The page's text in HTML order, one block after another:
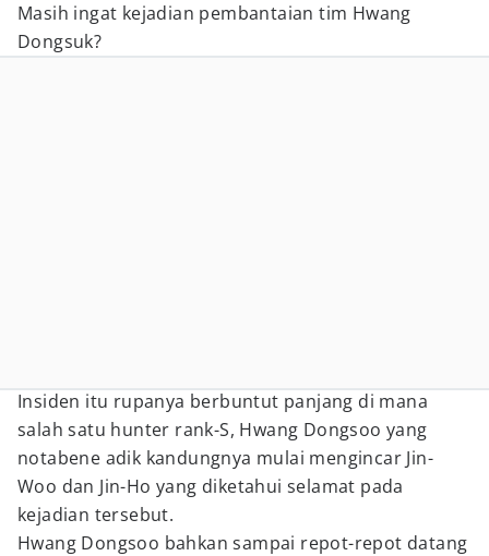
Masih ingat kejadian pembantaian tim Hwang
Dongsuk?
Insiden itu rupanya berbuntut panjang di mana
salah satu hunter rank-S, Hwang Dongsoo yang
notabene adik kandungnya mulai mengincar Jin-
Woo dan Jin-Ho yang diketahui selamat pada
kejadian tersebut.
Hwang Dongsoo bahkan sampai repot-repot datang